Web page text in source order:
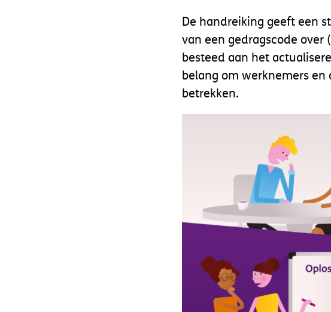
De handreiking geeft een
van een gedragscode
besteed aan het
belang om werknemers
betrekken.